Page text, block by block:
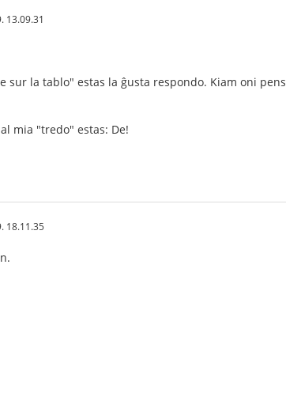
13.09.31
sur la tablo" estas la ĝusta respondo. Kiam oni
mia "tredo" estas: De!
18.11.35